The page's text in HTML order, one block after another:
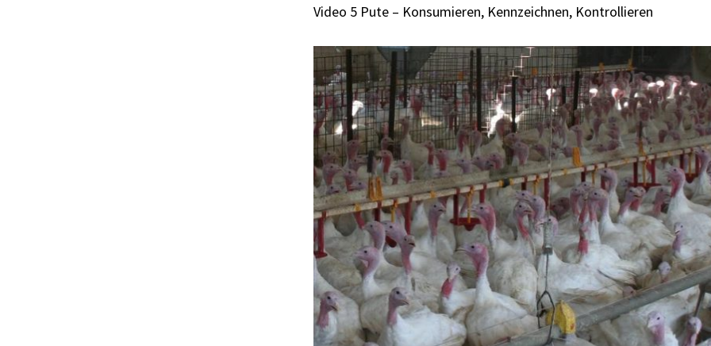
Video 5 Pute – Konsumieren, Kennzeichnen, Kontrollieren